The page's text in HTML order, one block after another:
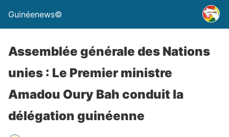
Guinéenews©
Assemblée générale des Nations
unies : Le Premier ministre
Amadou Oury Bah conduit la
délégation guinéenne